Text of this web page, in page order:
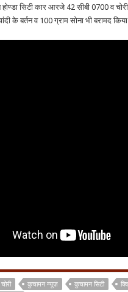
सिटी कार आरजे 42 सीबी 0700 व
के बर्तन व 100 ग्राम सोना भी बरामद
कुचामन न्यूज़ कुचामन सिटी